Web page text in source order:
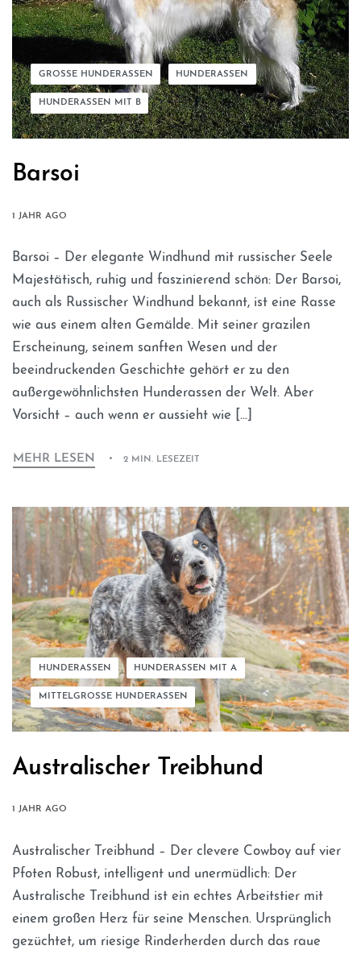
GROSSE HUNDERASSEN HUNDERASSEN
HUNDERASSEN MIT B
Barsoi
1 JAHR AGO
Barsoi – Der elegante Windhund mit russischer Seele
Majestätisch, ruhig und faszinierend schön: Der Barsoi,
auch als Russischer Windhund bekannt, ist eine Rasse
wie aus einem alten Gemälde. Mit seiner grazilen
Erscheinung, seinem sanften Wesen und der
beeindruckenden Geschichte gehört er zu den
außergewöhnlichsten Hunderassen der Welt. Aber
Vorsicht – auch wenn er aussieht wie […]
MEHR LESEN 2 MIN. LESEZEIT
HUNDERASSEN HUNDERASSEN MIT A
MITTELGROSSE HUNDERASSEN
Australischer Treibhund
1 JAHR AGO
Australischer Treibhund – Der clevere Cowboy auf vier
Pfoten Robust, intelligent und unermüdlich: Der
Australische Treibhund ist ein echtes Arbeitstier mit
einem großen Herz für seine Menschen. Ursprünglich
gezüchtet, um riesige Rinderherden durch das raue